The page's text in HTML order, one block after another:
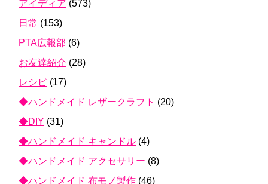
アイディア (573)
日常 (153)
PTA広報部 (6)
お友達紹介 (28)
レシピ (17)
◆ハンドメイド レザークラフト (20)
◆DIY (31)
◆ハンドメイド キャンドル (4)
◆ハンドメイド アクセサリー (8)
◆ハンドメイド 布モノ製作 (46)